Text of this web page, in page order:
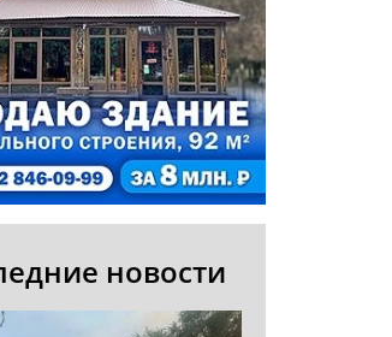
новости